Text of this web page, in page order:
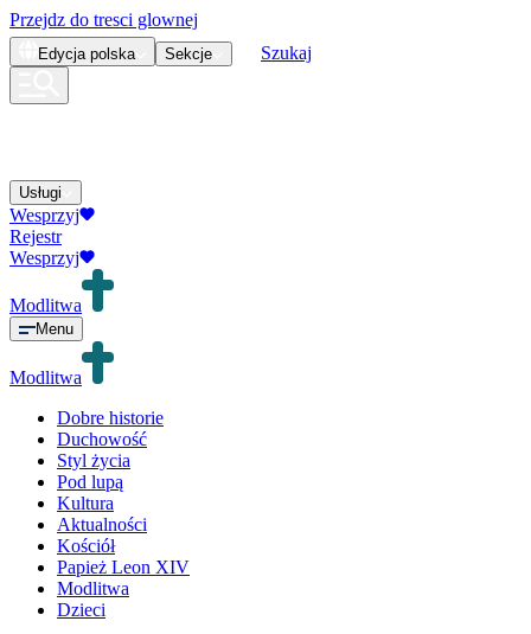
Przejdz do tresci glownej
Edycja polska Sekcje Szukaj
Usługi
Wesprzyj
Rejestr
Wesprzyj
Modlitwa
Menu
Modlitwa
Dobre historie
Duchowość
Styl życia
Pod lupą
Kultura
Aktualności
Kościół
Papież Leon XIV
Modlitwa
Dzieci